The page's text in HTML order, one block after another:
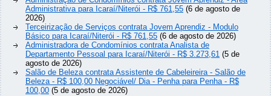
Administrativa para Icaraí/Niterói - R$ 761,55 (6 de agosto de
2026)
Terceirização de Serviços contrata Jovem Aprendiz - Modulo
Básico para Icaraí/Niterói - R$ 761,55 (6 de agosto de 2026)
Administradora de Condomínios contrata Analista de
Departamento Pessoal para Icaraí/Niterói - R$ 3.273,61 (5 de
agosto de 2026)
Salão de Beleza contrata Assistente de Cabeleireira - Salão de
Beleza - R$ 100,00 Negociável/ Dia - Penha para Penha - R$
100,00 (5 de agosto de 2026)